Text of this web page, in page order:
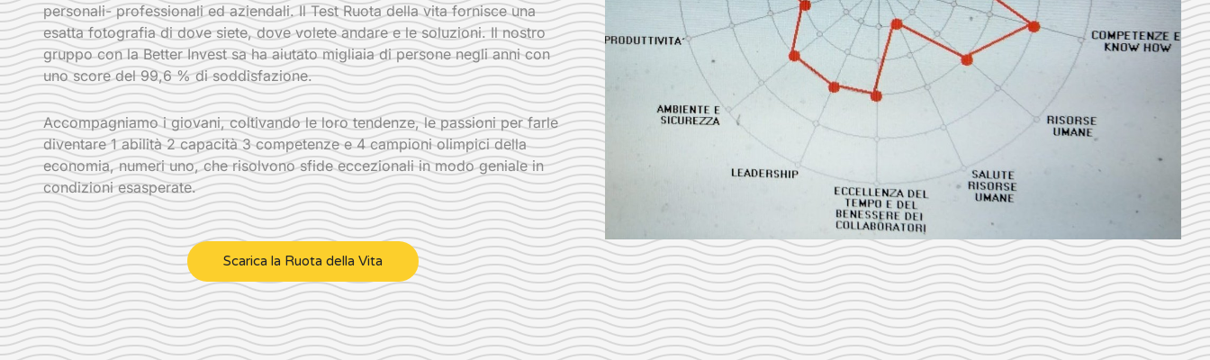
personali- professionali ed aziendali. Il Test Ruota della vita fornisce una
esatta fotografia di dove siete, dove volete andare e le soluzioni. Il nostro
gruppo con la Better Invest sa ha aiutato migliaia di persone negli anni con
uno score del 99,6 % di soddisfazione.
Accompagniamo i giovani, coltivando le loro tendenze, le passioni per farle
diventare 1 abilità 2 capacità 3 competenze e 4 campioni olimpici della
economia, numeri uno, che risolvono sfide eccezionali in modo geniale in
condizioni esasperate.
Scarica la Ruota della Vita